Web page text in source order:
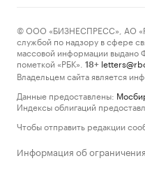
© ООО «БИЗНЕСПРЕСС», АО
службой по надзору в сфере
массовой информации выдано
пометкой «РБК».
18+
Владельцем сайта является
Данные предоставлены:
Индексы облигаций
Чтобы отправить редакции
Информация об